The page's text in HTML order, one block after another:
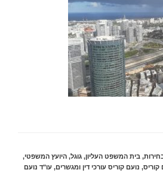
,בית המשפט העליון,גוגל,היועץ המשפטי,
קוריס, נועם קוריס עורכי דין ומגשרים,עו"ד נועם